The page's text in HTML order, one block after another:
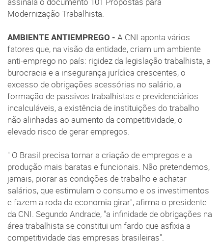
Modernização Trabalhista.
AMBIENTE ANTIEMPREGO - A CNI aponta vários
fatores que, na visão da entidade, criam um ambiente
anti-emprego no país: rigidez da legislação trabalhista, a
burocracia e a insegurança jurídica crescentes, o
excesso de obrigações acessórias no salário, a
formação de passivos trabalhistas e previdenciários
incalculáveis, a existência de instituições do trabalho
não alinhadas ao aumento da competitividade, o
elevado risco de gerar empregos.
" O Brasil precisa tornar a criação de empregos e a
produção mais baratas e funcionais. Não pretendemos,
jamais, piorar as condições de trabalho e achatar
salários, que estimulam o consumo e os investimentos
e fazem a roda da economia girar", afirma o presidente
da CNI. Segundo Andrade, "a infinidade de obrigações na
área trabalhista se constitui um fardo que asfixia a
competitividade das empresas brasileiras".